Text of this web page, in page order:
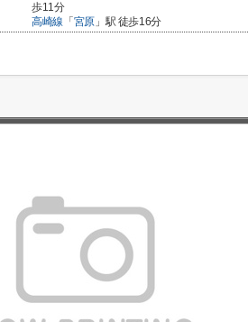
歩11分
高崎線 「 宮原」駅 徒歩16分